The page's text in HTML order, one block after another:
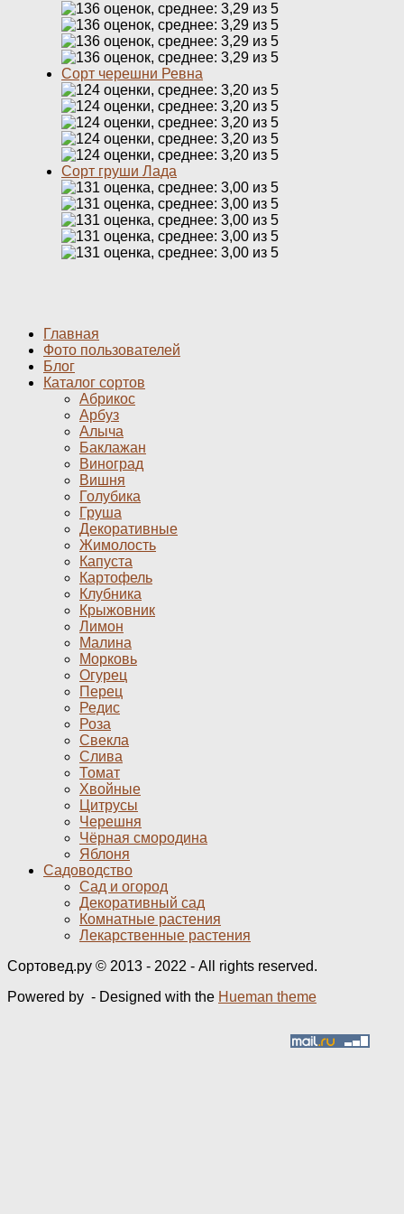
Сорт черешни Ревна
Сорт груши Лада
Главная
Фото пользователей
Блог
Каталог сортов
Абрикос
Арбуз
Алыча
Баклажан
Виноград
Вишня
Голубика
Груша
Декоративные
Жимолость
Капуста
Картофель
Клубника
Крыжовник
Лимон
Малина
Морковь
Огурец
Перец
Редис
Роза
Свекла
Слива
Томат
Хвойные
Цитрусы
Черешня
Чёрная смородина
Яблоня
Садоводство
Сад и огород
Декоративный сад
Комнатные растения
Лекарственные растения
Сортовед.ру © 2013 - 2022 - All rights reserved.
Powered by - Designed with the Hueman theme